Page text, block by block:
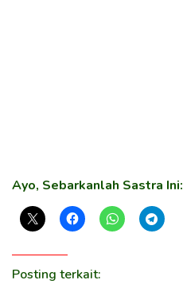
Ayo, Sebarkanlah Sastra Ini:
Posting terkait: